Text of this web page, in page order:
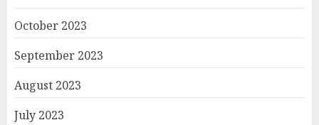
October 2023
September 2023
August 2023
July 2023